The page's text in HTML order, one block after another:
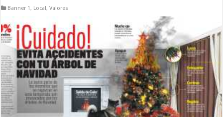
Banner 1, Local,Valores